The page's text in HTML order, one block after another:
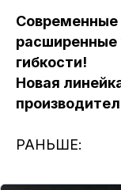
Современные
расширенные
гибкости!
Новая
РАНЬШЕ: